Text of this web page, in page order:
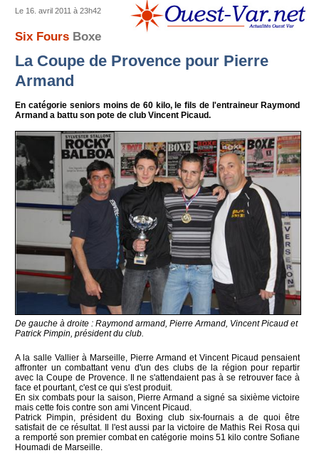
Le 16. avril 2011 à 23h42
Six Fours Boxe
La Coupe de Provence pour Pierre
Armand
En catégorie seniors moins de 60 kilo, le fils de l'entraineur Raymond
Armand a battu son pote de club Vincent Picaud.
De gauche à droite : Raymond armand, Pierre Armand, Vincent Picaud et
Patrick Pimpin, président du club.
A la salle Vallier à Marseille, Pierre Armand et Vincent Picaud pensaient
affronter un combattant venu d'un des clubs de la région pour repartir
avec la Coupe de Provence. Il ne s'attendaient pas à se retrouver face à
face et pourtant, c'est ce qui s'est produit.
En six combats pour la saison, Pierre Armand a signé sa sixième victoire
mais cette fois contre son ami Vincent Picaud.
Patrick Pimpin, président du Boxing club six-fournais a de quoi être
satisfait de ce résultat. Il l'est aussi par la victoire de Mathis Rei Rosa qui
a remporté son premier combat en catégorie moins 51 kilo contre Sofiane
Houmadi de Marseille.